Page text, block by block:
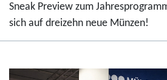
Sneak Preview zum
sich auf dreizehn neue Münzen!